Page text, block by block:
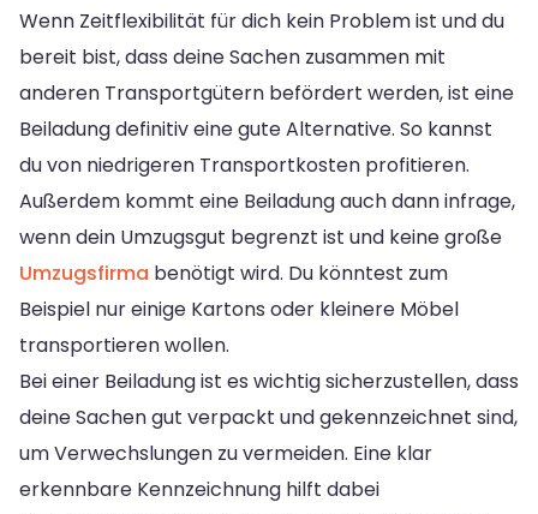
Wenn Zeitflexibilität für dich kein Problem ist und du
bereit bist, dass deine Sachen zusammen mit
anderen Transportgütern befördert werden, ist eine
Beiladung definitiv eine gute Alternative. So kannst
du von niedrigeren Transportkosten profitieren.
Außerdem kommt eine Beiladung auch dann infrage,
wenn dein Umzugsgut begrenzt ist und keine große
Umzugsfirma benötigt wird. Du könntest zum
Beispiel nur einige Kartons oder kleinere Möbel
transportieren wollen.
Bei einer Beiladung ist es wichtig sicherzustellen, dass
deine Sachen gut verpackt und gekennzeichnet sind,
um Verwechslungen zu vermeiden. Eine klar
erkennbare Kennzeichnung hilft dabei